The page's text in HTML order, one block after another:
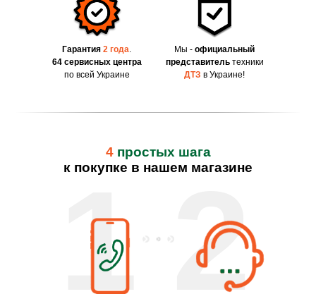
Гарантия 2 года.
64 сервисных центра
по всей Украине
Мы - официальный
представительтехники
ДТЗ в Украине!
1 2
4 простых шага
к покупке в нашем магазине